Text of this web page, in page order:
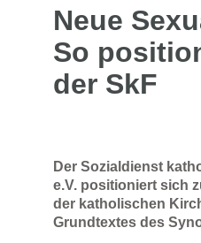
Neue
So
der SkF
Der Sozialdienst
e.V. positioniert sich
der katholischen
Grundtextes des